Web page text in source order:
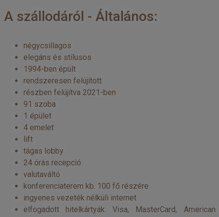
A szállodáról - Általános:
négycsillagos
elegáns és stílusos
1994-ben épült
rendszeresen felújított
részben felújítva 2021-ben
91 szoba
1 épület
4 emelet
lift
tágas lobby
24 órás recepció
valutaváltó
konferenciaterem kb. 100 fő részére
ingyenes vezeték nélküli internet
elfogadott hitelkártyák: Visa, MasterCard, American